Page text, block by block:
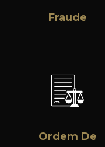
Fraude
Ordem De